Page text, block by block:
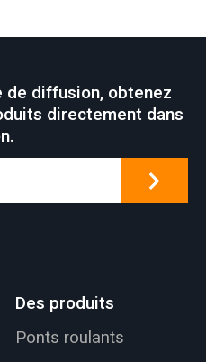
de diffusion, obtenez
directement dans
Des produits
Ponts roulants